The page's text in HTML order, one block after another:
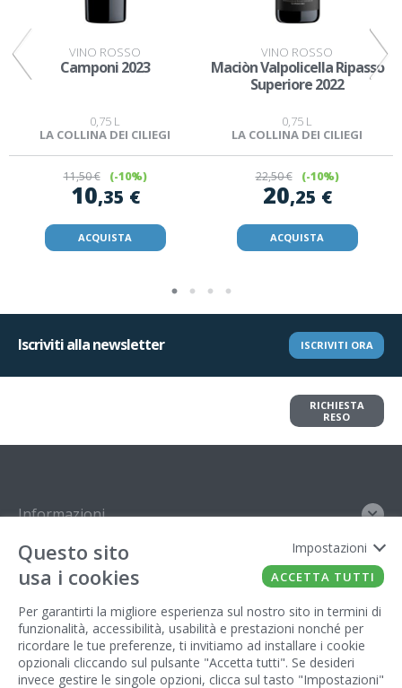
VINO ROSSO
Camponi 2023
0,75 L
LA COLLINA DEI CILIEGI
11,50 € (-10%)
10,35 €
ACQUISTA
VINO ROSSO
Maciòn Valpolicella Ripasso
Superiore 2022
0,75 L
LA COLLINA DEI CILIEGI
22,50 € (-10%)
20,25 €
ACQUISTA
Iscriviti alla newsletter ISCRIVITI ORA
RICHIESTA
RESO
Informazioni
Contatto
Gestore del sito
FATTO CON IL DA EUROBUSINESS
Questo sito
usa i cookies
Per garantirti la migliore esperienza sul nostro sito in termini di
funzionalità, accessibilità, usabilità e prestazioni nonché per
ricordare le tue preferenze, ti invitiamo ad installare i cookie
opzionali cliccando sul pulsante "Accetta tutti". Se desideri
invece gestire le singole opzioni, clicca sul tasto "Impostazioni"
Impostazioni
ACCETTA TUTTI